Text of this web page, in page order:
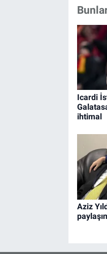
Icardi
ihtimal
Aziz